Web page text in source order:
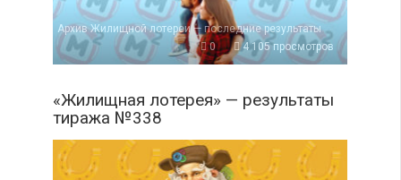
Архив Жилищной лотереи — последние результаты
0
4 105 просмотров
«Жилищная лотерея» — результаты
тиража №338